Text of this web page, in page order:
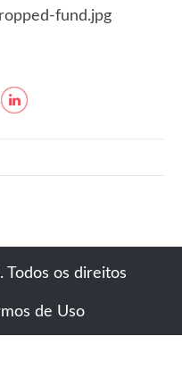
fund.jpg
os direitos
de Uso